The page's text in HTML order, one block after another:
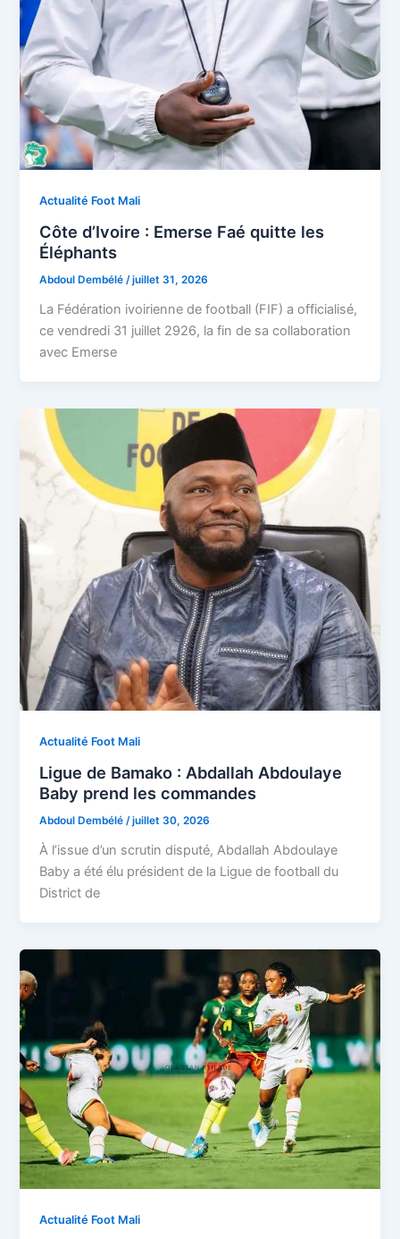
Actualité Foot Mali
Côte d’Ivoire : Emerse Faé quitte les
Éléphants
Abdoul Dembélé /juillet 31, 2026
La Fédération ivoirienne de football (FIF) a officialisé,
ce vendredi 31 juillet 2926, la fin de sa collaboration
avec Emerse
Actualité Foot Mali
Ligue de Bamako : Abdallah Abdoulaye
Baby prend les commandes
Abdoul Dembélé /juillet 30, 2026
À l’issue d’un scrutin disputé, Abdallah Abdoulaye
Baby a été élu président de la Ligue de football du
District de
Actualité Foot Mali